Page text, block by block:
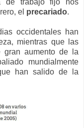
de trabajo fijo nos
el precariado.
occidentales han
mientras que las
gran aumento de la
mundialmente
han salido de la